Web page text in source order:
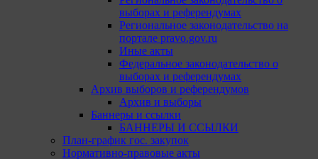
выборах и референдумах
Региональное законодательство на
портале pravo.gov.ru
Иные акты
Федеральное законодательство о
выборах и референдумах
Архив выборов и референдумов
Архив и выборы
Баннеры и ссылки
БАННЕРЫ И ССЫЛКИ
План-график гос. закупок
Нормативно-правовые акты